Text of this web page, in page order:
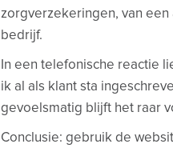
zorgverzekeringen, van
bedrijf.
In een telefonische reactie
ik al als klant sta
gevoelsmatig blijft het raar
Conclusie: gebruik de